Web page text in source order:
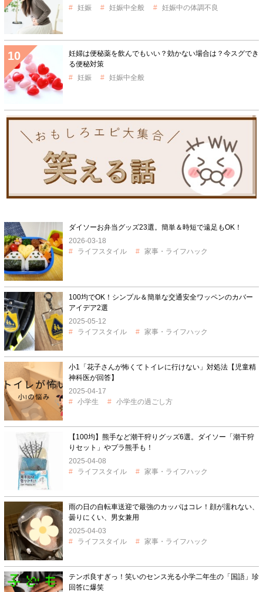
妊娠
妊娠中全般 妊娠中の体調不良
妊婦は便秘薬を飲んでもいい？効かない場合は？今スグでき
る便秘対策
妊娠
妊娠中全般
ダイソーお弁当グッズ23選。簡単＆時短で遠足もOK！
2026-03-18
ライフスタイル
家事・ライフハック
100均でOK！シンプル＆簡単な交通安全ワッペンのカバー
アイデア2選
2025-05-12
ライフスタイル
家事・ライフハック
小1「花子さんが怖くてトイレに行けない」対処法【児童精
神科医が回答】
2025-04-17
小学生
小学生の過ごし方
【100均】熊手など潮干狩りグッズ6選。ダイソー「潮干狩
りセット」やプラ熊手も！
2025-04-08
ライフスタイル
家事・ライフハック
雨の日の自転車送迎で最強のカッパはコレ！顔が濡れない、
曇りにくい、男女兼用
2025-04-03
ライフスタイル
家事・ライフハック
テンポ良すぎっ！笑いのセンス光る小学二年生の「国語」珍
回答に爆笑